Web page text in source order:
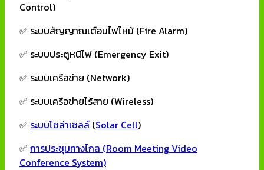
Control)
✅ ระบบสัญญาณเตือนไฟไหม้ (Fire Alarm)
✅ ระบบประตูหนีไฟ (Emergency Exit)
✅ ระบบเครือข่าย (Network)
✅ ระบบเครือข่ายไร้สาย (Wireless)
✅ ระบบโซล่าเซลล์ (Solar Cell)
✅ การประชุมทางไกล (Room Meeting Video
Conference System)